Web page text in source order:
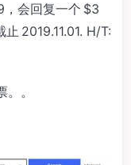
，会回复一个 $3
2019.11.01. H/T:
。